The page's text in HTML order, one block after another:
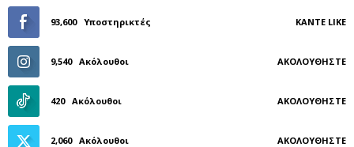
93,600 Υποστηρικτές ΚΆΝΤΕ LIKE
9,540 Ακόλουθοι ΑΚΟΛΟΥΘΉΣΤΕ
420 Ακόλουθοι ΑΚΟΛΟΥΘΉΣΤΕ
2,060 Ακόλουθοι ΑΚΟΛΟΥΘΉΣΤΕ